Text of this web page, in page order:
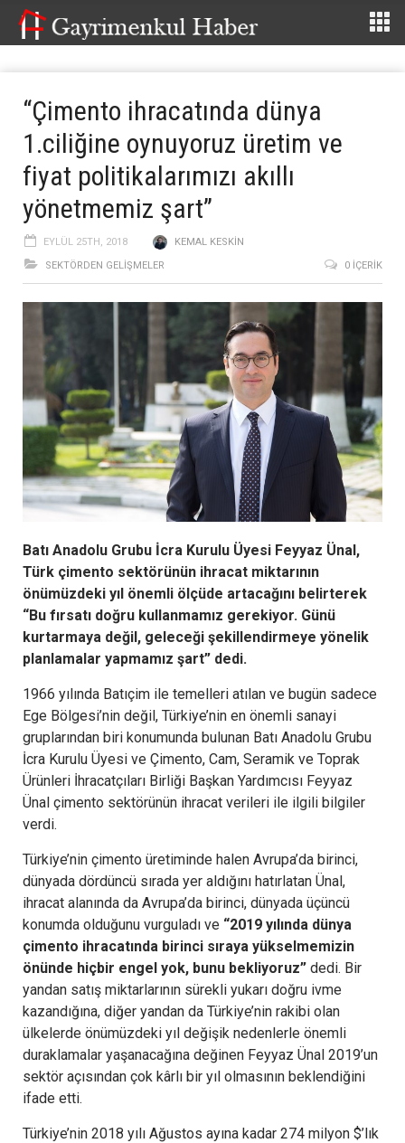
“Çimento ihracatında dünya
1.ciliğine oynuyoruz üretim ve
fiyat politikalarımızı akıllı
yönetmemiz şart”
EYLÜL 25TH, 2018
KEMAL KESKIN
SEKTÖRDEN GELIŞMELER
0 İÇERIK
Batı Anadolu Grubu İcra Kurulu Üyesi Feyyaz Ünal,
Türk çimento sektörünün ihracat miktarının
önümüzdeki yıl önemli ölçüde artacağını belirterek
“Bu fırsatı doğru kullanmamız gerekiyor. Günü
kurtarmaya değil, geleceği şekillendirmeye yönelik
planlamalar yapmamız şart” dedi.
1966 yılında Batıçim ile temelleri atılan ve bugün sadece
Ege Bölgesi’nin değil, Türkiye’nin en önemli sanayi
gruplarından biri konumunda bulunan Batı Anadolu Grubu
İcra Kurulu Üyesi ve Çimento, Cam, Seramik ve Toprak
Ürünleri İhracatçıları Birliği Başkan Yardımcısı Feyyaz
Ünal çimento sektörünün ihracat verileri ile ilgili bilgiler
verdi.
Türkiye’nin çimento üretiminde halen Avrupa’da birinci,
dünyada dördüncü sırada yer aldığını hatırlatan Ünal,
ihracat alanında da Avrupa’da birinci, dünyada üçüncü
konumda olduğunu vurguladı ve “2019 yılında dünya
çimento ihracatında birinci sıraya yükselmemizin
önünde hiçbir engel yok, bunu bekliyoruz” dedi. Bir
yandan satış miktarlarının sürekli yukarı doğru ivme
kazandığına, diğer yandan da Türkiye’nin rakibi olan
ülkelerde önümüzdeki yıl değişik nedenlerle önemli
duraklamalar yaşanacağına değinen Feyyaz Ünal 2019’un
sektör açısından çok kârlı bir yıl olmasının beklendiğini
ifade etti.
Türkiye’nin 2018 yılı Ağustos ayına kadar 274 milyon $’lık